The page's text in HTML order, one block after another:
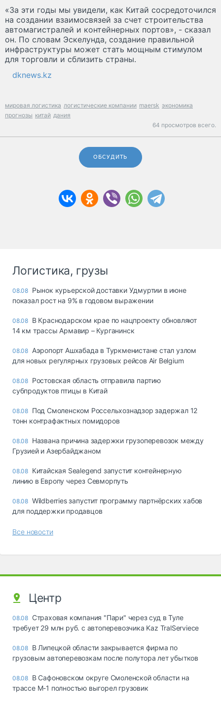
«За эти годы мы увидели, как Китай сосредоточился
на создании взаимосвязей за счет строительства
автомагистралей и контейнерных портов», - сказал
он. По словам Эскелунда, создание правильной
инфраструктуры может стать мощным стимулом
для торговли и сблизить страны.
dknews.kz
мировая логистика логистические компании maersk экономика
прогнозы китай дания
64 просмотров всего.
ОБСУДИТЬ
Логистика, грузы
08.08 Рынок курьерской доставки Удмуртии в июне
показал рост на 9% в годовом выражении
08.08 В Краснодарском крае по нацпроекту обновляют
14 км трассы Армавир – Курганинск
08.08 Аэропорт Ашхабада в Туркменистане стал узлом
для новых регулярных грузовых рейсов Air Belgium
08.08 Ростовская область отправила партию
субпродуктов птицы в Китай
08.08 Под Смоленском Россельхознадзор задержал 12
тонн контрафактных помидоров
08.08 Названа причина задержки грузоперевозок между
Грузией и Азербайджаном
08.08 Китайская Sealegend запустит контейнерную
линию в Европу через Севморпуть
08.08 Wildberries запустит программу партнёрских хабов
для поддержки продавцов
Все новости
Центр
08.08 Страховая компания "Пари" через суд в Туле
требует 29 млн руб. с автоперевозчика Kaz TralServiece
08.08 В Липецкой области закрывается фирма по
грузовым автоперевозкам после полутора лет убытков
08.08 В Сафоновском округе Смоленской области на
трассе М-1 полностью выгорел грузовик